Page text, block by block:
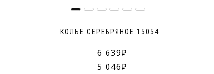
КОЛЬЕ СЕРЕБРЯНОЕ 15054
6 639
5 046